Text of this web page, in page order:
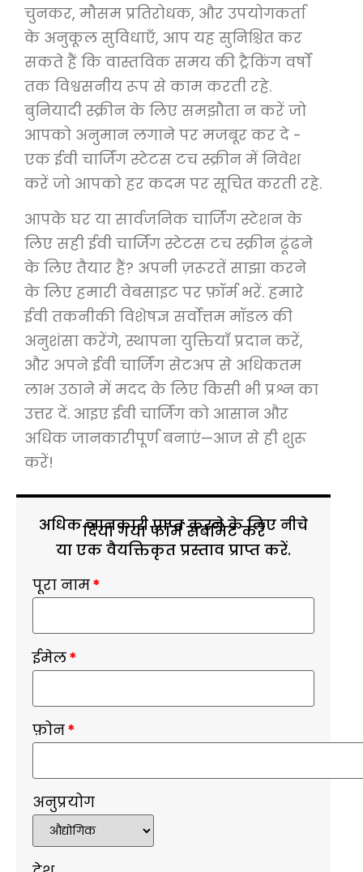
चुनकर, मौसम प्रतिरोधक, और उपयोगकर्ता
के अनुकूल सुविधाएँ, आप यह सुनिश्चित कर
सकते हैं कि वास्तविक समय की ट्रैकिंग वर्षों
तक विश्वसनीय रूप से काम करती रहे.
बुनियादी स्क्रीन के लिए समझौता न करें जो
आपको अनुमान लगाने पर मजबूर कर दे -
एक ईवी चार्जिंग स्टेटस टच स्क्रीन में निवेश
करें जो आपको हर कदम पर सूचित करती रहे.
आपके घर या सार्वजनिक चार्जिंग स्टेशन के
लिए सही ईवी चार्जिंग स्टेटस टच स्क्रीन ढूंढने
के लिए तैयार हैं? अपनी ज़रूरतें साझा करने
के लिए हमारी वेबसाइट पर फ़ॉर्म भरें. हमारे
ईवी तकनीकी विशेषज्ञ सर्वोत्तम मॉडल की
अनुशंसा करेंगे, स्थापना युक्तियाँ प्रदान करें,
और अपने ईवी चार्जिंग सेटअप से अधिकतम
लाभ उठाने में मदद के लिए किसी भी प्रश्न का
उत्तर दें. आइए ईवी चार्जिंग को आसान और
अधिक जानकारीपूर्ण बनाएं—आज से ही शुरू
करें!
अधिक जानकारी प्राप्त करने के लिए नीचे
दिया गया फॉर्म सबमिट करें
या एक वैयक्तिकृत प्रस्ताव प्राप्त करें.
पूरा नाम*
ईमेल*
फ़ोन*
अनुप्रयोग